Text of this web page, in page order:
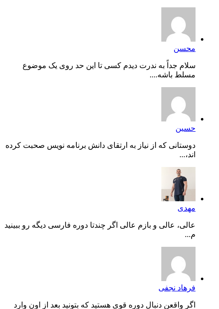
محسن
سلام جداً به ندرت دیدم کسی تا این حد روی یک موضوع
مسلط باشه....
حسین
دوستانی که از نیاز به ارتقای دانش برنامه نویس صحبت کرده
اند،...
مهدی
عالی، عالی و بازم عالی اگر چندتا دوره فارسی دیگه رو ببینید
م...
فرهاد نجفی
اگر واقعن دنبال دوره قوی هستید که بتونید بعد از اون وارد